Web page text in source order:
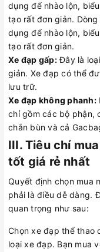
dụng để nhào lộn,
tạo rất đơn giản.
dụng để nhào lộn,
tạo rất đơn giản.
Xe đạp gấp:Đây là
giản. Xe đạp có thể
lưu trữ.
Xe đạp không phanh:
chỉ gồm các bộ phận,
chắn bùn và cả
III. Tiêu chí
tốt giá rẻ nhất
Quyết định chọn mua
phải là điều dễ dàng.
quan trọng như sau:
Chọn xe đạp thể thao
loại xe đạp. Bạn mua